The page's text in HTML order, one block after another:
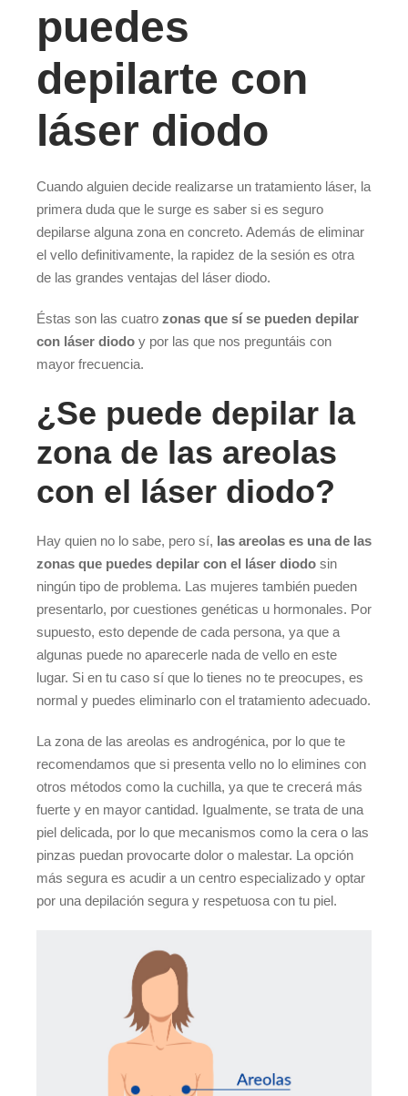
puedes
depilarte con
láser diodo
Cuando alguien decide realizarse un tratamiento láser, la
primera duda que le surge es saber si es seguro
depilarse alguna zona en concreto. Además de eliminar
el vello definitivamente, la rapidez de la sesión es otra
de las grandes ventajas del láser diodo.
Éstas son las cuatro zonas que sí se pueden depilar
con láser diodo y por las que nos preguntáis con
mayor frecuencia.
¿Se puede depilar la
zona de las areolas
con el láser diodo?
Hay quien no lo sabe, pero sí, las areolas es una de las
zonas que puedes depilar con el láser diodo sin
ningún tipo de problema. Las mujeres también pueden
presentarlo, por cuestiones genéticas u hormonales. Por
supuesto, esto depende de cada persona, ya que a
algunas puede no aparecerle nada de vello en este
lugar. Si en tu caso sí que lo tienes no te preocupes, es
normal y puedes eliminarlo con el tratamiento adecuado.
La zona de las areolas es androgénica, por lo que te
recomendamos que si presenta vello no lo elimines con
otros métodos como la cuchilla, ya que te crecerá más
fuerte y en mayor cantidad. Igualmente, se trata de una
piel delicada, por lo que mecanismos como la cera o las
pinzas puedan provocarte dolor o malestar. La opción
más segura es acudir a un centro especializado y optar
por una depilación segura y respetuosa con tu piel.